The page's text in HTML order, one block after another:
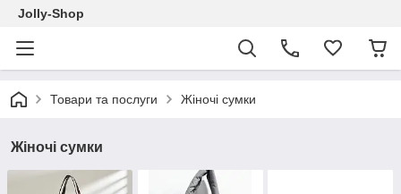
Jolly-Shop
Товари та послуги Жіночі сумки
Жіночі сумки